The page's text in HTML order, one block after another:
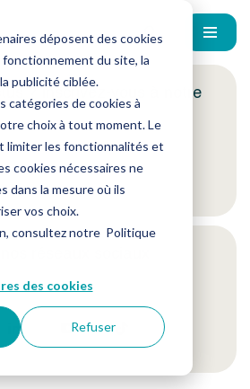
déposent des cookies
du site, la
publicité ciblée.
catégories de cookies à
choix à tout moment. Le
limiter les fonctionnalités et
cookies nécessaires ne
dans la mesure où ils
vos choix.
consultez notre Politique
des cookies
Refuser
? Inscrivez-vous à notre
réseaux sociaux